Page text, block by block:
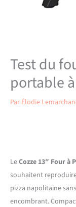
Test du
portable
Par Élodie
LeCozze 13″ Four à
souhaitent
pizza napolitaine
encombrant.